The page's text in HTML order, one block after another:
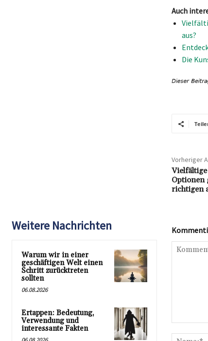
Auch
aus?
Die
Vorheriger
Vielfältige
Optionen
richtigen
Weitere Nachrichten
Warum wir in einer
geschäftigen Welt einen
Schritt zurücktreten
sollten
06.08.2026
Ertappen: Bedeutung,
Verwendung und
interessante Fakten